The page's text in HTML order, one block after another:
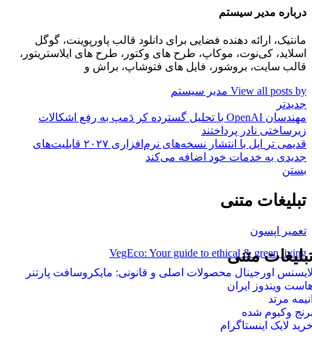
درباره مدیر سیستم
مانتیک، ارائه دهنده فضایی برای دانلود قالب پاورپوینت، گوگل
اسلاید، کی‌نوت، موکاپ، طرح های وکتور، طرح های ایلاستریتور،
قالب سایت، بروشور، فایل های فتوشاپ، براش و
View all posts by مدیر سیستم
جدیدتر
مهندسان OpenAI با تحلیل گسترده کر دَمپ به رفع اشکالات
زیرساختی نادر پرداختند
قدیمی تر
اپل با انتشار نسخه‌های نرم‌افزاری ۲۰۲۷ قابلیت‌های
جدیدی به خدمات خود اضافه می‌کند
بستن
تبلیغات متنی
تعمیر اپسون
VegEco: Your guide to ethical & green living
متنی
اورجینال محصولات اصلی و قانونی: مایکروسافت پارتنر
ویندوز ایران
مرتد
وکیوم شده
لایک اینستاگرام